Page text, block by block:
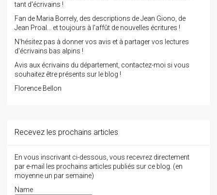
tant d'écrivains !
Fan de Maria Borrely, des descriptions de Jean Giono, de
Jean Proal... et toujours à l'affût de nouvelles écritures !
N'hésitez pas à donner vos avis et à partager vos lectures
d'écrivains bas alpins !
Avis aux écrivains du département, contactez-moi si vous
souhaitez être présents sur le blog !
Florence Bellon
Recevez les prochains articles
En vous inscrivant ci-dessous, vous recevrez directement
par e-mail les prochains articles publiés sur ce blog. (en
moyenne un par semaine)
Name